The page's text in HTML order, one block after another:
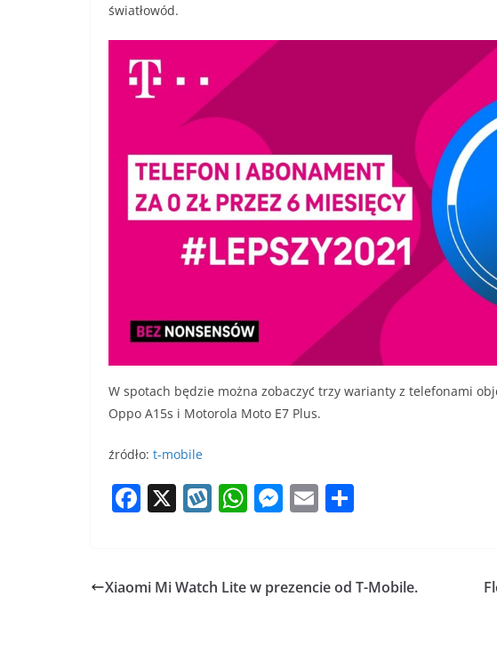
światłowód.
W spotach będzie można zobaczyć trzy warianty z telefonami
Oppo A15s i Motorola Moto E7 Plus.
źródło: t-mobile
F
e
X W
o
W
s
M
e
E
l e
Xiaomi Mi Watch Lite w prezencie od T-Mobile.